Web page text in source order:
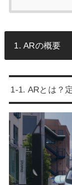
1. ARの概要
1-1. ARとは？